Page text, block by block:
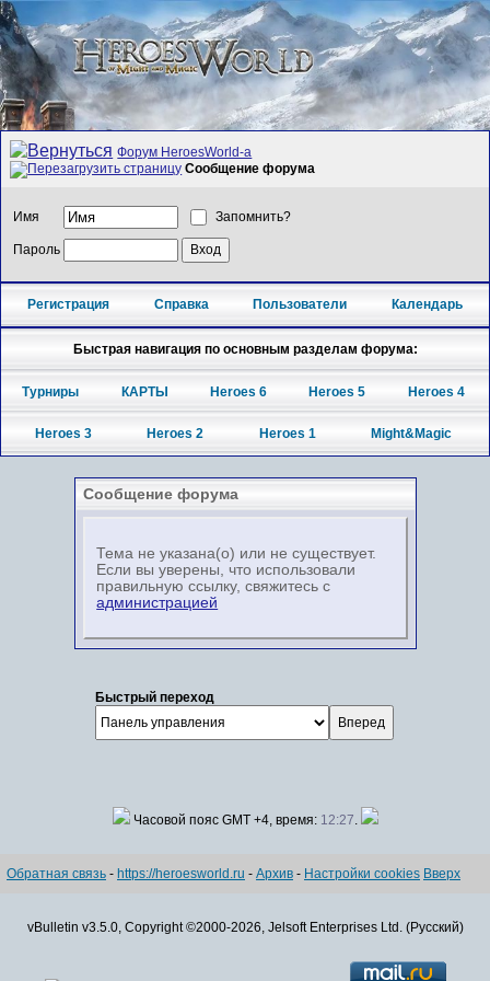
Форум HeroesWorld-а
Сообщение форума
Имя Запомнить?
Пароль
Регистрация Справка Пользователи Календарь
Быстрая навигация по основным разделам форума:
Турниры КАРТЫ Heroes 6 Heroes 5 Heroes 4
Heroes 3 Heroes 2 Heroes 1 Might&Magic
Сообщение форума
Тема не указана(о) или не существует.
Если вы уверены, что использовали
правильную ссылку, свяжитесь с
администрацией
Быстрый переход
Часовой пояс GMT +4, время: 12:27.
Обратная связь - https://heroesworld.ru - Архив - Настройки cookies Вверх
vBulletin v3.5.0, Copyright ©2000-2026, Jelsoft Enterprises Ltd. (Русский)